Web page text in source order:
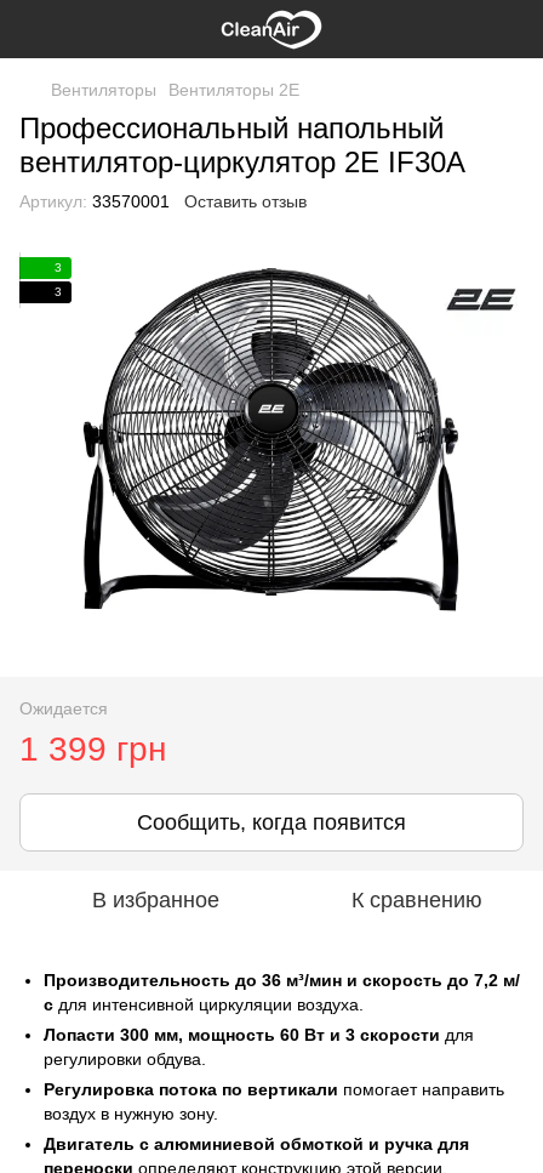
Вентиляторы Вентиляторы 2E
Профессиональный напольный
вентилятор-циркулятор 2E IF30A
Артикул: 33570001 Оставить отзыв
3
3
Ожидается
1 399 грн
Сообщить, когда появится
В избранное К сравнению
Производительность до 36 м³/мин и скорость до 7,2 м/
с для интенсивной циркуляции воздуха.
Лопасти 300 мм, мощность 60 Вт и 3 скорости для
регулировки обдува.
Регулировка потока по вертикали помогает направить
воздух в нужную зону.
Двигатель с алюминиевой обмоткой и ручка для
переноски определяют конструкцию этой версии.